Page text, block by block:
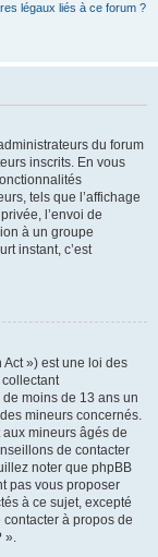
légaux liés à ce forum ?
du forum
inscrits. En vous
tels que l’affichage
l’envoi de
à un groupe
instant, c’est
Act ») est une loi des
collectant
moins de 13 ans un
mineurs concernés.
mineurs âgés de
de contacter
noter que phpBB
pas vous proposer
à ce sujet, excepté
contacter à propos de
».